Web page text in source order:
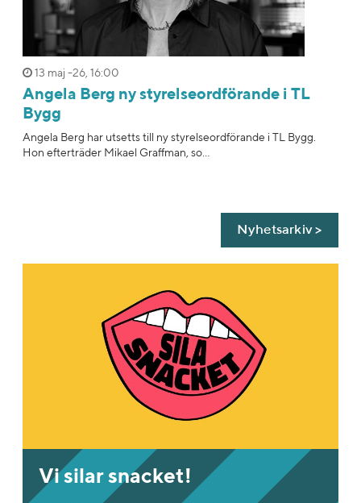
13 maj -26, 16:00
Angela Berg ny styrelseordförande i TL
Bygg
Angela Berg har utsetts till ny styrelseordförande i TL Bygg.
Hon efterträder Mikael Graffman, so...
Nyhetsarkiv >
Vi silar snacket!